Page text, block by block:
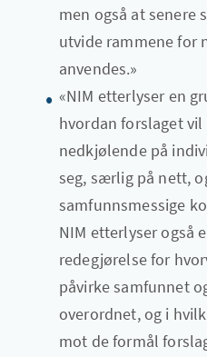
men også at senere
utvide rammene for
anvendes.»
«NIM etterlyser en
hvordan forslaget
nedkjølende på
seg, særlig på nett,
samfunnsmessige
NIM etterlyser også
redegjørelse for
påvirke samfunnet
overordnet, og i
mot de formål